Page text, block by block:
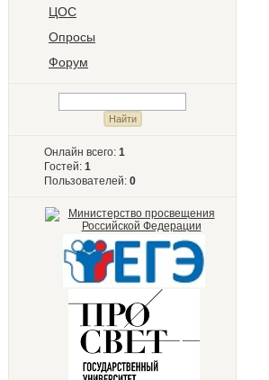
ЦОС
Опросы
Форум
Онлайн всего: 1
Гостей: 1
Пользователей: 0